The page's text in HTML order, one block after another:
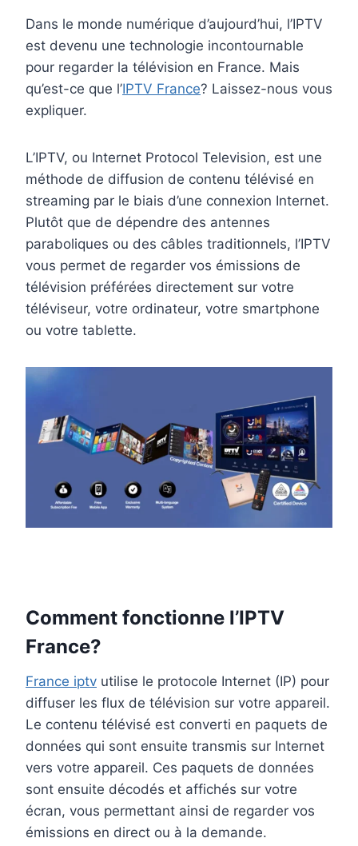
Dans le monde numérique d’aujourd’hui, l’IPTV
est devenu une technologie incontournable
pour regarder la télévision en France. Mais
qu’est-ce que l’IPTV France? Laissez-nous vous
expliquer.
L’IPTV, ou Internet Protocol Television, est une
méthode de diffusion de contenu télévisé en
streaming par le biais d’une connexion Internet.
Plutôt que de dépendre des antennes
paraboliques ou des câbles traditionnels, l’IPTV
vous permet de regarder vos émissions de
télévision préférées directement sur votre
téléviseur, votre ordinateur, votre smartphone
ou votre tablette.
Comment fonctionne l’IPTV
France?
France iptv utilise le protocole Internet (IP) pour
diffuser les flux de télévision sur votre appareil.
Le contenu télévisé est converti en paquets de
données qui sont ensuite transmis sur Internet
vers votre appareil. Ces paquets de données
sont ensuite décodés et affichés sur votre
écran, vous permettant ainsi de regarder vos
émissions en direct ou à la demande.